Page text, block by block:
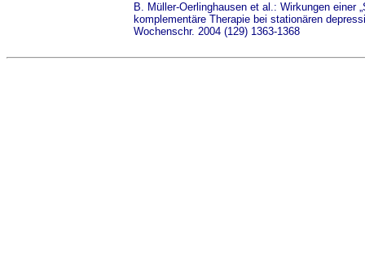
B. Müller-Oerlinghausen et al.: Wirkungen einer
komplementäre Therapie bei stationären
Wochenschr. 2004 (129) 1363-1368